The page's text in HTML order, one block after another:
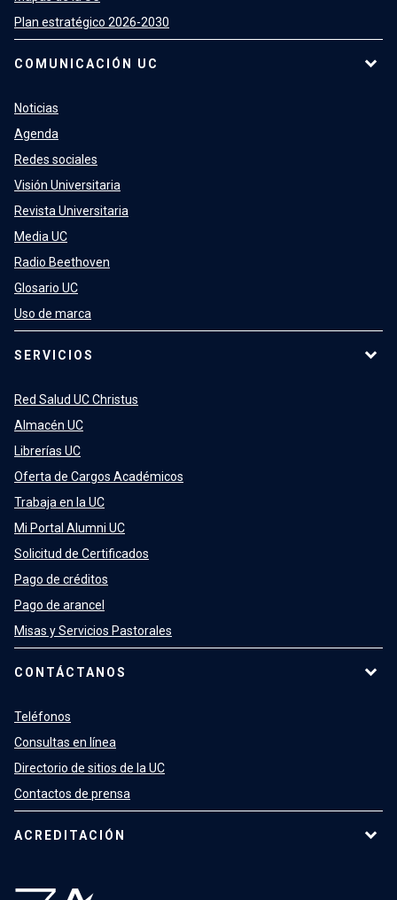
Plan estratégico 2026-2030
COMUNICACIÓN UC
Noticias
Agenda
Redes sociales
Visión Universitaria
Revista Universitaria
Media UC
Radio Beethoven
Glosario UC
Uso de marca
SERVICIOS
Red Salud UC Christus
Almacén UC
Librerías UC
Oferta de Cargos Académicos
Trabaja en la UC
Mi Portal Alumni UC
Solicitud de Certificados
Pago de créditos
Pago de arancel
Misas y Servicios Pastorales
CONTÁCTANOS
Teléfonos
Consultas en línea
Directorio de sitios de la UC
Contactos de prensa
ACREDITACIÓN